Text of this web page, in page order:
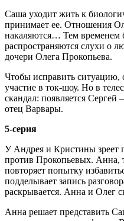
Саша уходит жить к
принимает ее. Отношения
накаляются… Тем временем
распространяются слухи о
дочери Олега Прокопьева.
Чтобы исправить ситуацию,
участие в ток-шоу. Но в
скандал: появляется
отец Варвары.
5-серия
У Андрея и Кристины зреет
против Прокопьевых. Анна,
повторяет попытку
подделывает запись
раскрывается. Анна и Олег
Анна решает представить